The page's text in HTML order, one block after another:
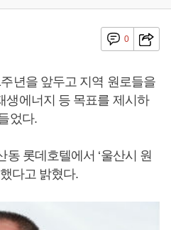
0
년을 앞두고 지역 원로들을
생에너지 등 목표를 제시하
었다.
롯데호텔에서 ‘울산시 원
다고 밝혔다.